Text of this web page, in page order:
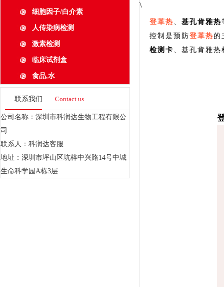
细胞因子/白介素
人传染病检测
激素检测
临床试剂盒
食品,水
联系我们 Contact us
公司名称：深圳市科润达生物工程有限公
司
联系人：科润达客服
地址：深圳市坪山区坑梓中兴路14号中城
生命科学园A栋3层
\
登革热 、 基孔肯雅热
控制是预防登革热 的
检测卡 、基孔肯雅